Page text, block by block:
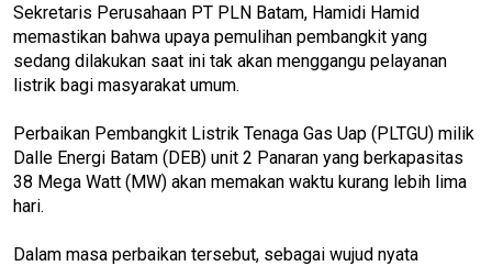
Sekretaris Perusahaan PT PLN Batam, Hamidi Hamid
memastikan bahwa upaya pemulihan pembangkit yang
sedang dilakukan saat ini tak akan menggangu pelayanan
listrik bagi masyarakat umum.
Perbaikan Pembangkit Listrik Tenaga Gas Uap (PLTGU) milik
Dalle Energi Batam (DEB) unit 2 Panaran yang berkapasitas
38 Mega Watt (MW) akan memakan waktu kurang lebih lima
hari.
Dalam masa perbaikan tersebut, sebagai wujud nyata